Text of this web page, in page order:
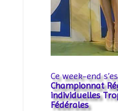
Ce week-end
Championnat
individuelles
Fédérales